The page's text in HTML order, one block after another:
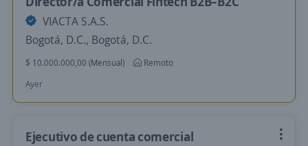
VIACTA S.A.S.
Bogotá, D.C., Bogotá, D.C.
$ 10.000.000,00 (Mensual)
Remoto
Ayer
Ejecutivo de cuenta comercial